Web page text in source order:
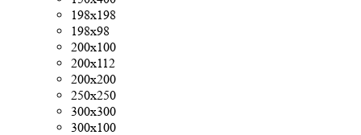
198x198
198x98
200x100
200х112
200х200
250х250
300x300
300х100